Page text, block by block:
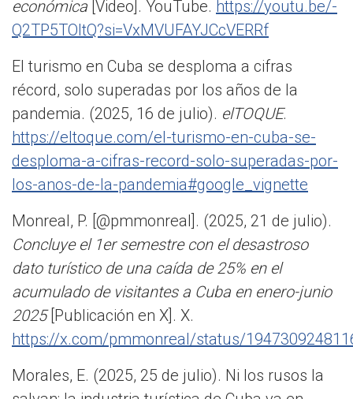
económica [Video]. YouTube. https://youtu.be/-
Q2TP5TOltQ?si=VxMVUFAYJCcVERRf
El turismo en Cuba se desploma a cifras
récord, solo superadas por los años de la
pandemia. (2025, 16 de julio). elTOQUE.
https://eltoque.com/el-turismo-en-cuba-se-
desploma-a-cifras-record-solo-superadas-por-
los-anos-de-la-pandemia#google_vignette
Monreal, P. [@pmmonreal]. (2025, 21 de julio).
Concluye el 1er semestre con el desastroso
dato turístico de una caída de 25% en el
acumulado de visitantes a Cuba en enero-junio
2025[Publicación en X]. X.
https://x.com/pmmonreal/status/
Morales, E. (2025, 25 de julio). Ni los rusos la